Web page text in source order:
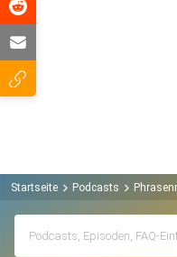
Startseite Podcasts